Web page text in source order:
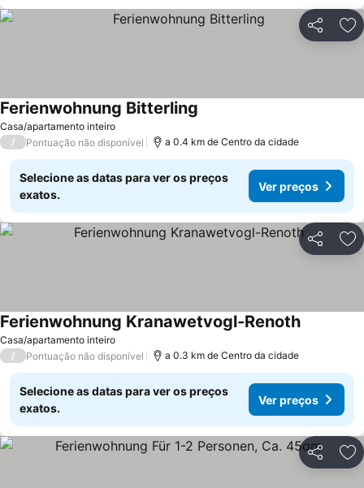
Partilhar
Casa/apartamento inteiro
Ferienwohnung Bitterling
/ Pontuação não disponível a 0.4 km de Centro da cidade
Selecione as datas para ver os preços
exatos.
Ver preços
Partilhar
Casa/apartamento inteiro
Ferienwohnung Kranawetvogl-Renoth
/ Pontuação não disponível a 0.3 km de Centro da cidade
Selecione as datas para ver os preços
exatos.
Ver preços
Partilhar